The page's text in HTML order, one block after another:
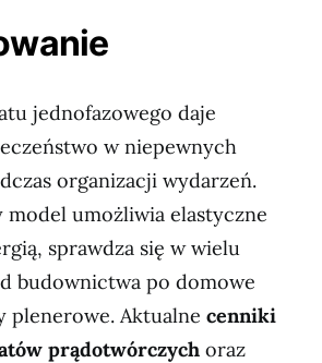
jednofazowego daje
w niepewnych
organizacji wydarzeń.
model umożliwia elastyczne
sprawdza się w wielu
budownictwa po domowe
plenerowe. Aktualne cenniki
prądotwórczych oraz